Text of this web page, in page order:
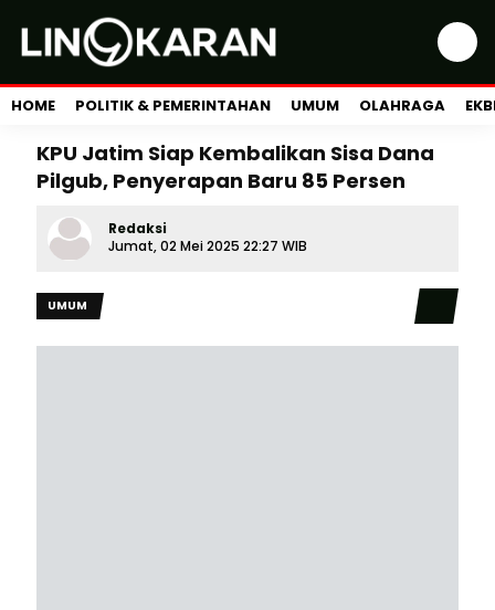
HOME POLITIK & PEMERINTAHAN UMUM OLAHRAGA
KPU Jatim Siap Kembalikan Sisa Dana
Pilgub, Penyerapan Baru 85 Persen
Redaksi
Jumat, 02 Mei 2025 22:27 WIB
UMUM